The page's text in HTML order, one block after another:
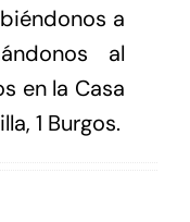
a
al
en la Casa
1 Burgos.